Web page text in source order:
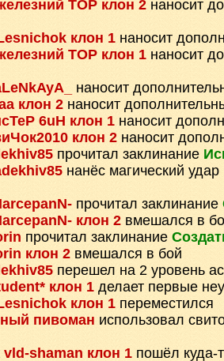
ТОР клон 2 наносит
клон 1 наносит
ТОР клон 1 наносит
наносит
клон 2 наносит
6uH клон 1 наносит
клон 2 наносит
прочитал заклинание
нанёс магический
прочитал заклинание
клон 2 вмешался в
прочитал заклинание
клон 2 вмешался в бой
перешел на 2 уровень
клон 1 делает первые
клон 1 переместился
пивоман использовал
vld-shaman клон 1 пошёл куда-